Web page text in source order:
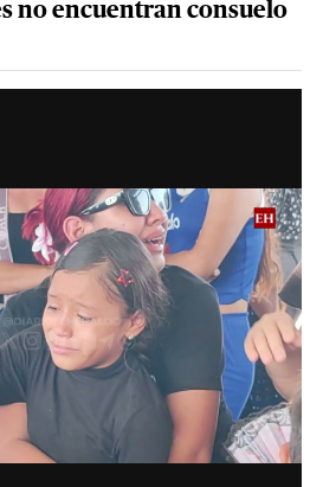
no encuentran consuelo